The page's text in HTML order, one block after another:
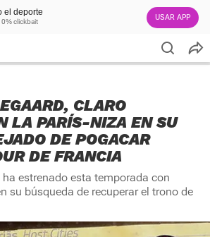
el deporte
clickbait USAR APP
CLARO
LA PARÍS-NIZA EN SU
DE POGACAR
DE FRANCIA
estrenado esta temporada con
su búsqueda de recuperar el trono de